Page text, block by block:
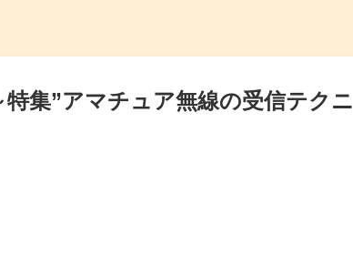
集”アマチュア無線の受信テクニ